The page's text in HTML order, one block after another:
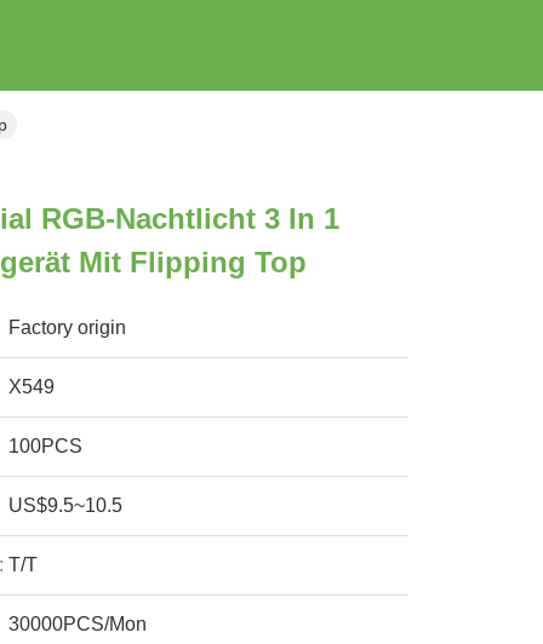
RGB-Nachtlicht 3 In 1
Mit Flipping Top
Factory origin
X549
100PCS
US$9.5~10.5
T/T
30000PCS/Mon